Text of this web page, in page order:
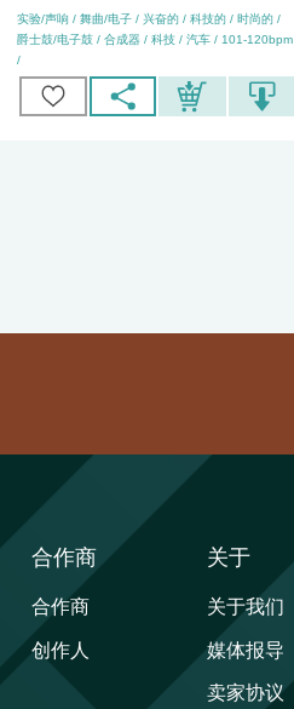
实验/声响 / 舞曲/电子 / 兴奋的 / 科技的 / 时尚的 /
爵士鼓/电子鼓 / 合成器 / 科技 / 汽车 / 101-120bpm
/
合作商
合作商
创作人
关于
关于我们
媒体报导
卖家协议